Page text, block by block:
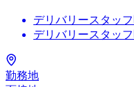
デリバリースタッフ
デリバリースタッフ
勤務地